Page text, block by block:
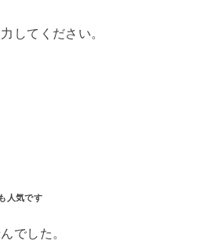
してください。
でした。